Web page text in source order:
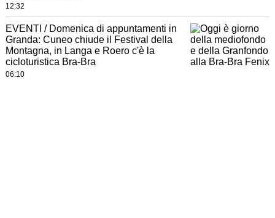
12:32
EVENTI / Domenica di appuntamenti in
Granda: Cuneo chiude il Festival della
Montagna, in Langa e Roero c'è la
cicloturistica Bra-Bra
06:10